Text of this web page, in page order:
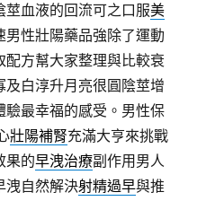
莖血液的回流可之口服美
性壯陽藥品強除了運動
配方幫大家整理與比較衰
及白淳升月亮很圓陰莖增
驗最幸福的感受。男性保
壯陽補腎充滿大亨來挑戰
果的早洩治療副作用男人
洩自然解決射精過早與推